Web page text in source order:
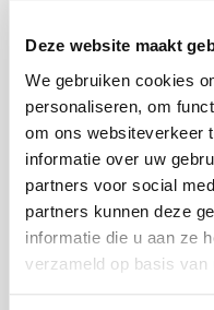
Deze website maakt
We gebruiken cookies
personaliseren, om
om ons websiteverkeer
informatie over uw
partners voor social
partners kunnen deze
informatie die u aan ze
verzameld op basis van
Dol op
steden– dat ben ik,